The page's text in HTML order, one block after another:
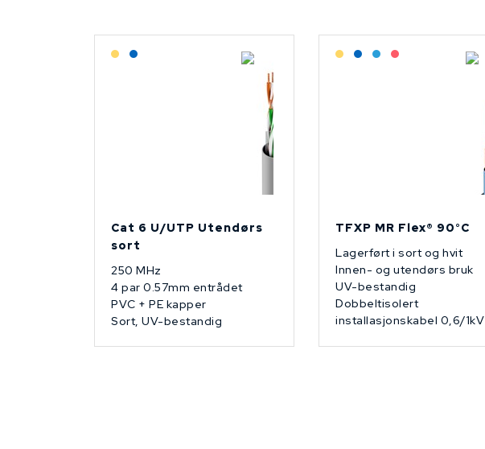
Lagerført: Grossist
Lagerført: NEK Kabel
Cat 6 U/UTP Utendørs
sort
250 MHz
4 par 0.57mm entrådet
PVC + PE kapper
Sort, UV-bestandig
Lagerført: Grossist
Lagerført: NEK Kabel
Bestilling: 2-3 uker
På forespørsel
TFXP MR Flex® 90°C
Lagerført i sort og hvit
Innen- og utendørs bruk
UV-bestandig
Dobbeltisolert
installasjonskabel 0,6/1kV